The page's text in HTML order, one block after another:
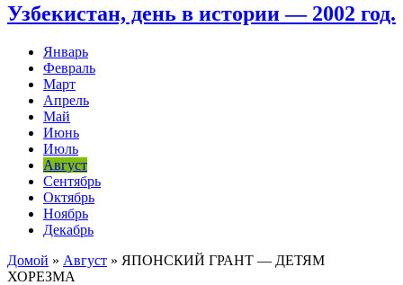
Узбекистан, день в истории — 2002 год.
Январь
Февраль
Март
Апрель
Май
Июнь
Июль
Август
Сентябрь
Октябрь
Ноябрь
Декабрь
Домой » Август » ЯПОНСКИЙ ГРАНТ — ДЕТЯМ
ХОРЕЗМА